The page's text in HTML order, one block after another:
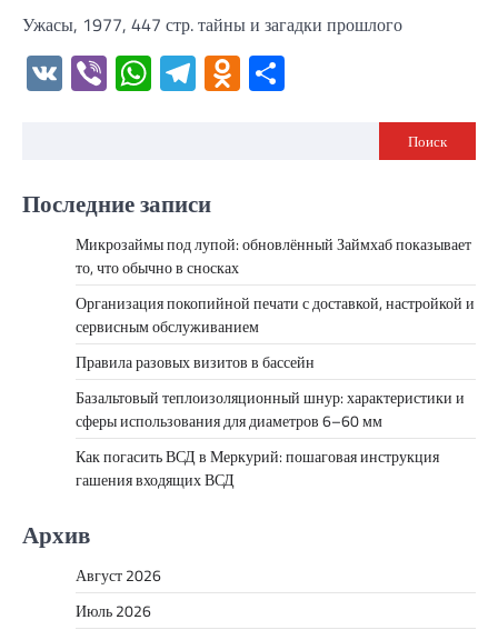
Ужасы, 1977, 447 стр. тайны и загадки прошлого
VK ViberWhatsApp
Telegram
Odnoklassniki
Поиск
Последние записи
Микрозаймы под лупой: обновлённый Займхаб показывает
то, что обычно в сносках
Организация покопийной печати с доставкой, настройкой и
сервисным обслуживанием
Правила разовых визитов в бассейн
Базальтовый теплоизоляционный шнур: характеристики и
сферы использования для диаметров 6–60 мм
Как погасить ВСД в Меркурий: пошаговая инструкция
гашения входящих ВСД
Архив
Август 2026
Июль 2026